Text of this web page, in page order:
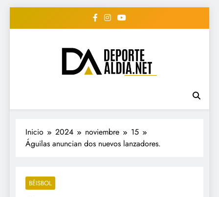
• DEPORTE AL DIA •
"Periodico Deportivo
Digital"
#deportealdiard #deportealdiaperiodico
Inicio 2024 noviembre
15
Águilas anuncian dos nuevos lanzadores.
BÉISBOL